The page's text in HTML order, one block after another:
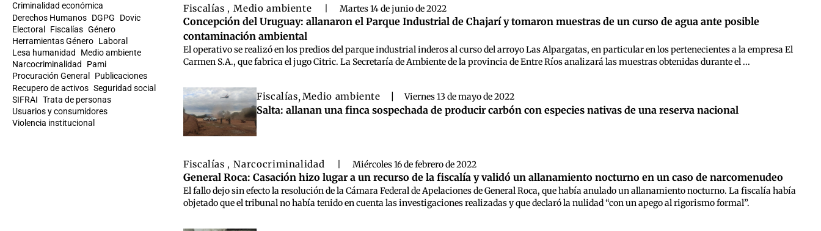
Criminalidad económica
Derechos Humanos DGPG
Dovic
Electoral
Fiscalías Género
Herramientas Género Laboral
Lesa humanidad
Medio ambiente
Narcocriminalidad
Pami
Procuración General
Publicaciones
Recupero de activos Seguridad social
SIFRAI Trata de personas
Usuarios y consumidores
Violencia institucional
Fiscalías , Medio ambiente Martes 14 de junio de 2022
Concepción del Uruguay: allanaron el Parque Industrial de Chajarí y tomaron muestras de un curso de agua ante posible
contaminación ambiental
El operativo se realizó en los predios del parque industrial inderos al curso del arroyo Las Alpargatas, en particular en los pertenecientes a la empresa El
Carmen S.A., que fabrica el jugo Citric. La Secretaría de Ambiente de la provincia de Entre Ríos analizará las muestras obtenidas durante el ...
Fiscalías,Medio ambiente Viernes 13 de mayo de 2022
Salta: allanan una finca sospechada de producir carbón con especies nativas de una reserva nacional
Fiscalías , Narcocriminalidad Miércoles 16 de febrero de 2022
General Roca: Casación hizo lugar a un recurso de la fiscalía y validó un allanamiento nocturno en un caso de narcomenudeo
El fallo dejo sin efecto la resolución de la Cámara Federal de Apelaciones de General Roca, que había anulado un allanamiento nocturno. La fiscalía había
objetado que el tribunal no había tenido en cuenta las investigaciones realizadas y que declaró la nulidad “con un apego al rigorismo formal”.